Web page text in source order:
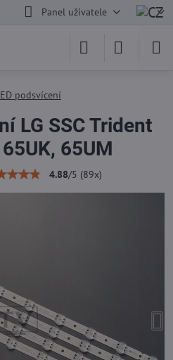
Panel uživatele
podsvícení
LG SSC Trident
65UM
4.88/5 (89x)